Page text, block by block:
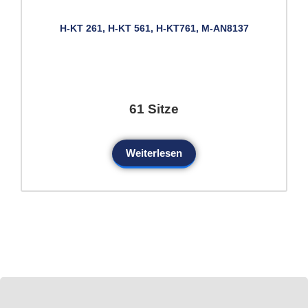
H-KT 261, H-KT 561, H-KT761, M-AN8137
61 Sitze
Weiterlesen